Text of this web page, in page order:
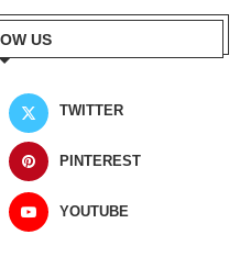
US
TWITTER
PINTEREST
YOUTUBE